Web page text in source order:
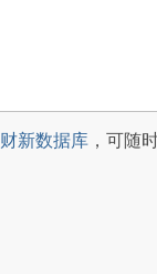
财新数据库 ，可随